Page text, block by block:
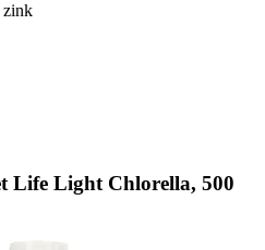
zink
Life Light Chlorella, 500